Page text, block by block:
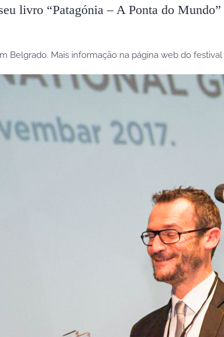
livro “Patagónia – A Ponta do
Belgrado. Mais informação na página web do festival